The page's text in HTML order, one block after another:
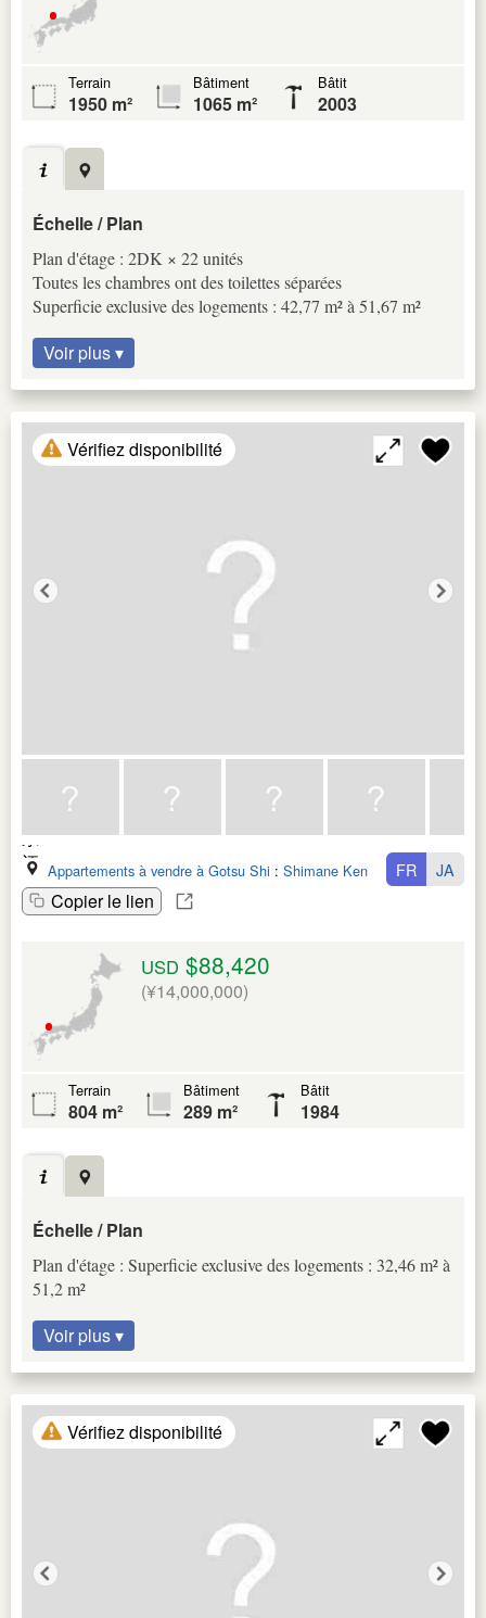
Terrain
1950 m²
Bâtiment
1065 m²
Bâtit
2003
Échelle / Plan
Plan d'étage : 2DK × 22 unités
Toutes les chambres ont des toilettes séparées
Superficie exclusive des logements : 42,77 m² à 51,67 m²
Voir plus ▾
Vérifiez disponibilité
Appartements à vendre à Gotsu Shi : Shimane Ken
Copier le lien
FR JA
USD $88,420
(¥14,000,000)
Terrain
804 m²
Bâtiment
289 m²
Bâtit
1984
Échelle / Plan
Plan d'étage : Superficie exclusive des logements : 32,46 m² à
51,2 m²
Voir plus ▾
Vérifiez disponibilité